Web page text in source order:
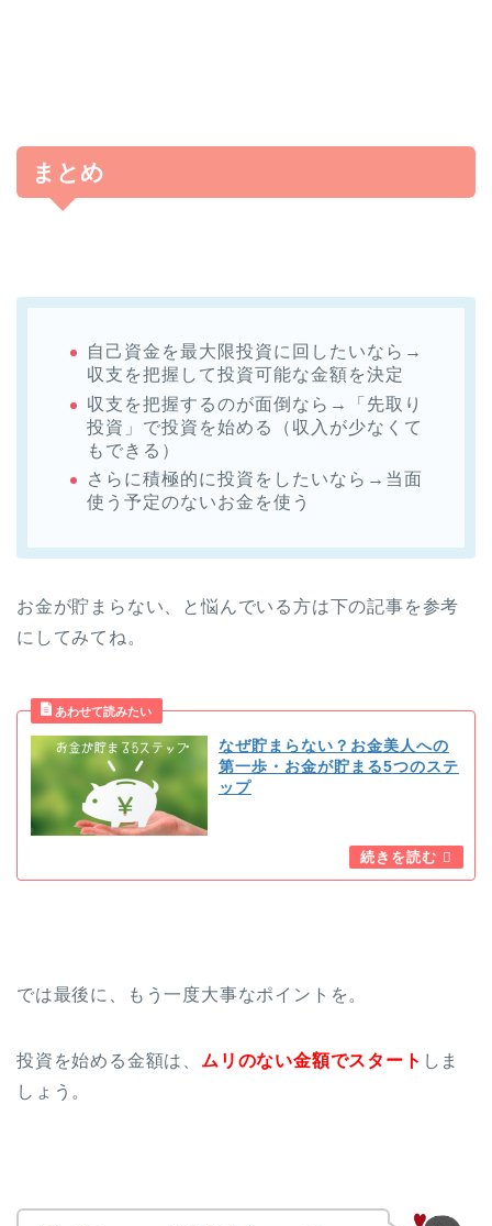
まとめ
自己資金を最大限投資に回したいなら→
収支を把握して投資可能な金額を決定
収支を把握するのが面倒なら→「先取り
投資」で投資を始める（収入が少なくて
もできる）
さらに積極的に投資をしたいなら→当面
使う予定のないお金を使う
お金が貯まらない、と悩んでいる方は下の記事を参考
にしてみてね。
なぜ貯まらない？お金美人への
第一歩・お金が貯まる5つのステ
ップ
では最後に、もう一度大事なポイントを。
投資を始める金額は、 ムリのない金額でスタート しま
しょう。